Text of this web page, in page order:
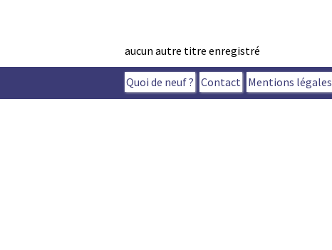
aucun autre titre enregistré
Quoi de neuf ? Contact Mentions légales